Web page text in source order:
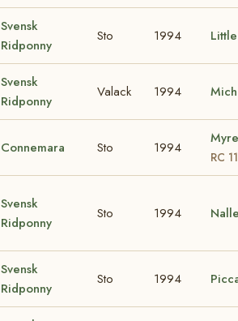
Svensk
Ridponny
Sto 1994
Svensk
Ridponny
Valack 1994
Connemara Sto 1994
RC
Svensk
Ridponny
Sto 1994
Svensk
Ridponny
Sto 1994